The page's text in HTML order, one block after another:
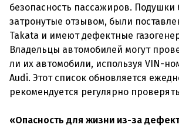
безопасность пассажиров. Подушки
затронутые отзывом, были
Takata и имеют дефектные
Владельцы автомобилей могут
ли их автомобили, используя VIN-
Audi. Этот список обновляется
рекомендуется регулярно
«Опасность для жизни из-за